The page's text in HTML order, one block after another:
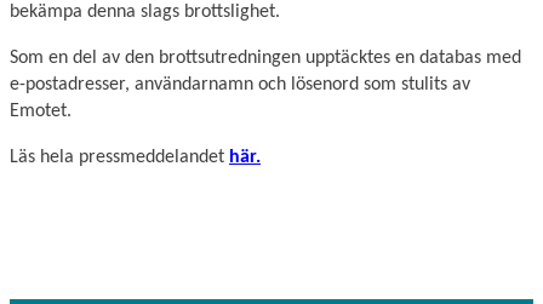
bekämpa denna slags brottslighet.
Som en del av den brottsutredningen upptäcktes en databas med
e-postadresser, användarnamn och lösenord som stulits av
Emotet.
Läs hela pressmeddelandet här.